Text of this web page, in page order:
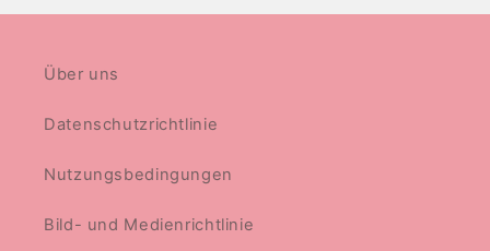
Über uns
Datenschutzrichtlinie
Nutzungsbedingungen
Bild- und Medienrichtlinie